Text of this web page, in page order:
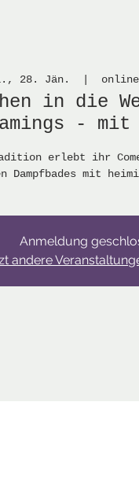
28. Jän.
in die
- mit
erlebt ihr
Dampfbades mit
Anmeldung
andere